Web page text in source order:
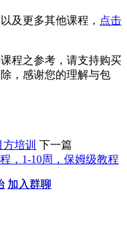
及更多其他课程， 点击
程之参考，请支持购买
，感谢您的理解与包
培训 下一篇
，1-10周，保姆级教程
加入群聊